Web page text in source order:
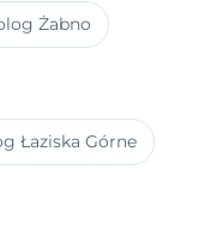
Żabno
Łaziska Górne